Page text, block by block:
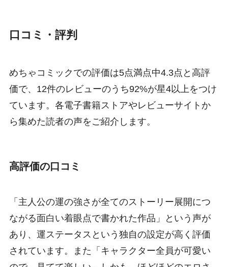
口コミ・評判
めちゃコミックでの評価は5点満点中4.3点と高評
価で、12件のレビューのうち92%が星4以上をつけ
ています。各電子書籍ストアやレビューサイトか
ら集めた読者の声をご紹介します。
高評価の口コミ
「主人公の運の強さが全てのストーリー展開につ
ながる面白い着眼点で書かれた作品」という声が
あり、運ステータスという独自の設定が高く評価
されています。また「キャラクター全員が可愛い